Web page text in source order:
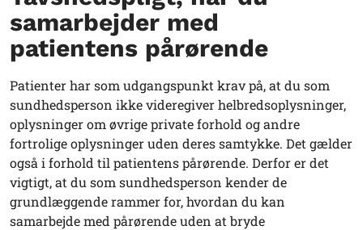
samarbejder med
patientens pårørende
Patienter har som udgangspunkt krav på, at du som
sundhedsperson ikke videregiver helbredsoplysninger,
oplysninger om øvrige private forhold og andre
fortrolige oplysninger uden deres samtykke. Det gælder
også i forhold til patientens pårørende. Derfor er det
vigtigt, at du som sundhedsperson kender de
grundlæggende rammer for, hvordan du kan
samarbejde med pårørende uden at bryde